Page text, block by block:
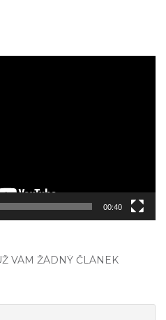
00:40
VÁM ŽÁDNÝ ČLÁNEK